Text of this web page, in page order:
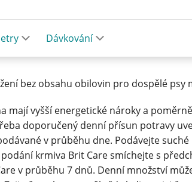
Dávkování
bez obsahu obilovin pro dospělé psy
mají vyšší energetické nároky a
doporučený denní přísun potravy
v průběhu dne. Podávejte
krmiva Brit Care smíchejte s
v průběhu 7 dnů. Denní množství